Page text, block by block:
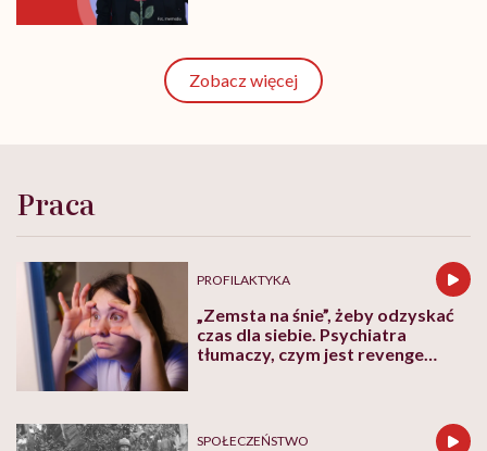
Zobacz więcej
Praca
PROFILAKTYKA
„Zemsta na śnie”, żeby odzyskać
czas dla siebie. Psychiatra
tłumaczy, czym jest revenge
SPOŁECZEŃSTWO